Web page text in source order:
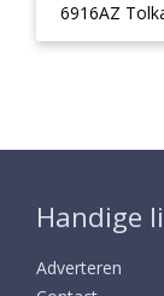
6916AZ
Handige
Adverteren